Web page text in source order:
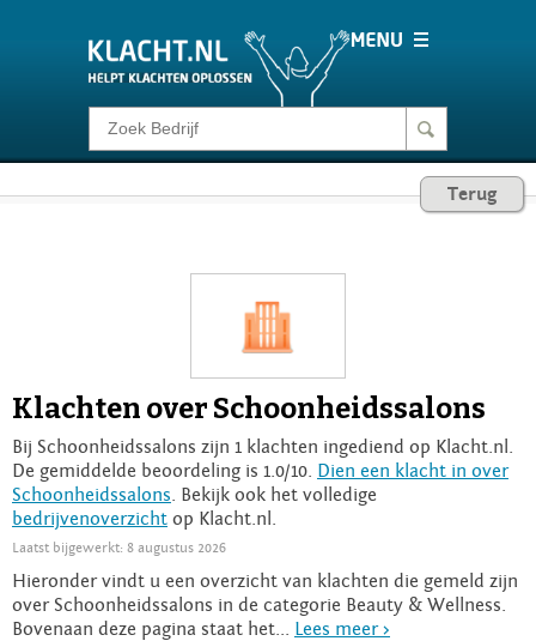
Klacht melden
Login
Terug
Klachten over Schoonheidssalons
Bij Schoonheidssalons zijn 1 klachten ingediend op Klacht.nl.
De gemiddelde beoordeling is 1.0/10. Dien een klacht in over
Schoonheidssalons . Bekijk ook het volledige
bedrijvenoverzicht op Klacht.nl.
Laatst bijgewerkt: 8 augustus 2026
Hieronder vindt u een overzicht van klachten die gemeld zijn
over Schoonheidssalons in de categorie Beauty & Wellness.
Bovenaan deze pagina staat het... Lees meer >